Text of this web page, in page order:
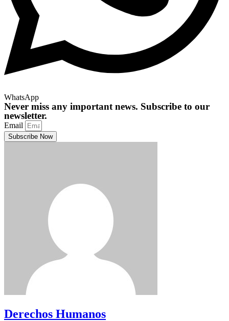
WhatsApp
Never miss any important news. Subscribe to our
newsletter.
Email
Subscribe Now
Derechos Humanos